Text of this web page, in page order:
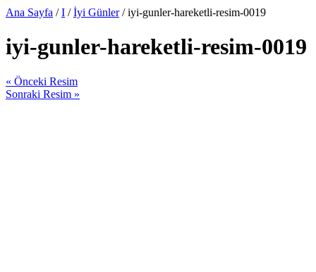
Ana Sayfa /I /İyi Günler/ iyi-gunler-hareketli-resim-0019
iyi-gunler-hareketli-resim-0019
« Önceki Resim
Sonraki Resim »